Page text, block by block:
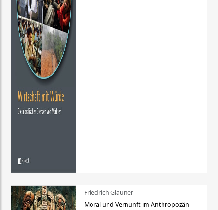
Friedrich Glauner
Moral und Vernunft im Anthropozän